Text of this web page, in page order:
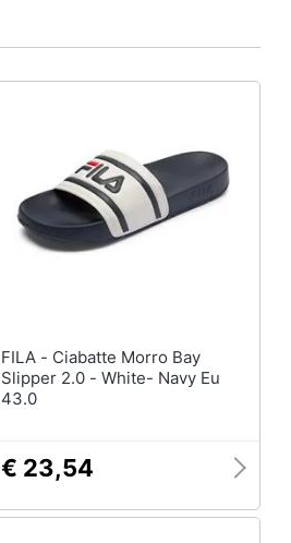
FILA - Ciabatte Morro Bay
Slipper 2.0 - White- Navy Eu
43.0
€ 23,54